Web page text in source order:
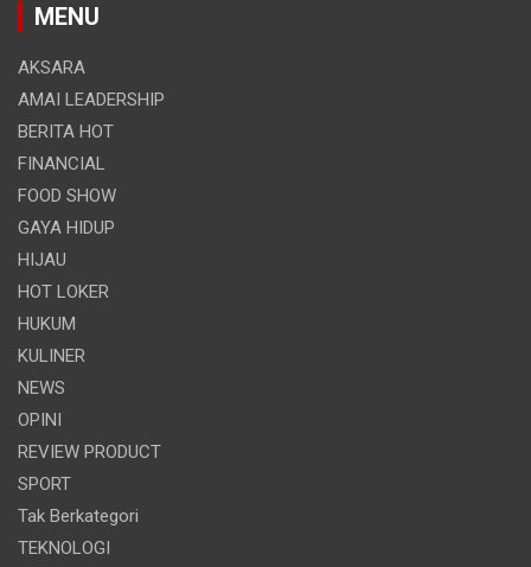
MENU
AKSARA
AMAI LEADERSHIP
BERITA HOT
FINANCIAL
FOOD SHOW
GAYA HIDUP
HIJAU
HOT LOKER
HUKUM
KULINER
NEWS
OPINI
REVIEW PRODUCT
SPORT
Tak Berkategori
TEKNOLOGI